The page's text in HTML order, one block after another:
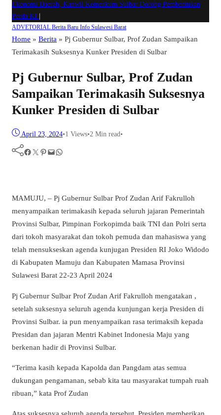
Ekonomi Daerah, Kanwil Kemenkum Sulbar Dorong Pembentukan
Perda KI
ADVETORIAL Berita Baru Info Sulawesi Barat
Home » Berita » Pj Gubernur Sulbar, Prof Zudan Sampaikan
Terimakasih Suksesnya Kunker Presiden di Sulbar
Pj Gubernur Sulbar, Prof Zudan
Sampaikan Terimakasih Suksesnya
Kunker Presiden di Sulbar
April 23, 2024•1 Views•2 Min read•
Facebook Twitter Pinterest Mail WhatsApp
MAMUJU, – Pj Gubernur Sulbar Prof Zudan Arif Fakrulloh
menyampaikan terimakasih kepada seluruh jajaran Pemerintah
Provinsi Sulbar, Pimpinan Forkopimda baik TNI dan Polri serta
dari tokoh masyarakat dan tokoh pemuda dan mahasiswa yang
telah mensukseskan agenda kunjugan Presiden RI Joko Widodo
di Kabupaten Mamuju dan Kabupaten Mamasa Provinsi
Sulawesi Barat 22-23 April 2024
Pj Gubernur Sulbar Prof Zudan Arif Fakrulloh mengatakan ,
setelah suksesnya seluruh agenda kunjungan kerja Presiden di
Provinsi Sulbar. ia pun menyampaikan rasa terimaksih kepada
Presidan dan jajaran Mentri Kabinet Indonesia Maju yang
berkenan hadir di Provinsi Sulbar.
“Terima kasih kepada Kapolda dan Pangdam atas semua
dukungan pengamanan, sebab kita tau masyarakat tumpah ruah
ribuan,” kata Prof Zudan
Atas suksesnya seluruh agenda tersebut, Presiden memberikan